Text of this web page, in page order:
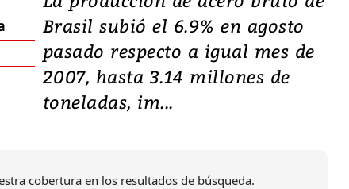
Brasil subió el 6.9% en agosto
pasado respecto a igual mes de
2007, hasta 3.14 millones de
toneladas, im...
cobertura en los resultados de búsqueda.
Video, Japón: Terremoto
deja heridos y graves
daños en Kumamoto